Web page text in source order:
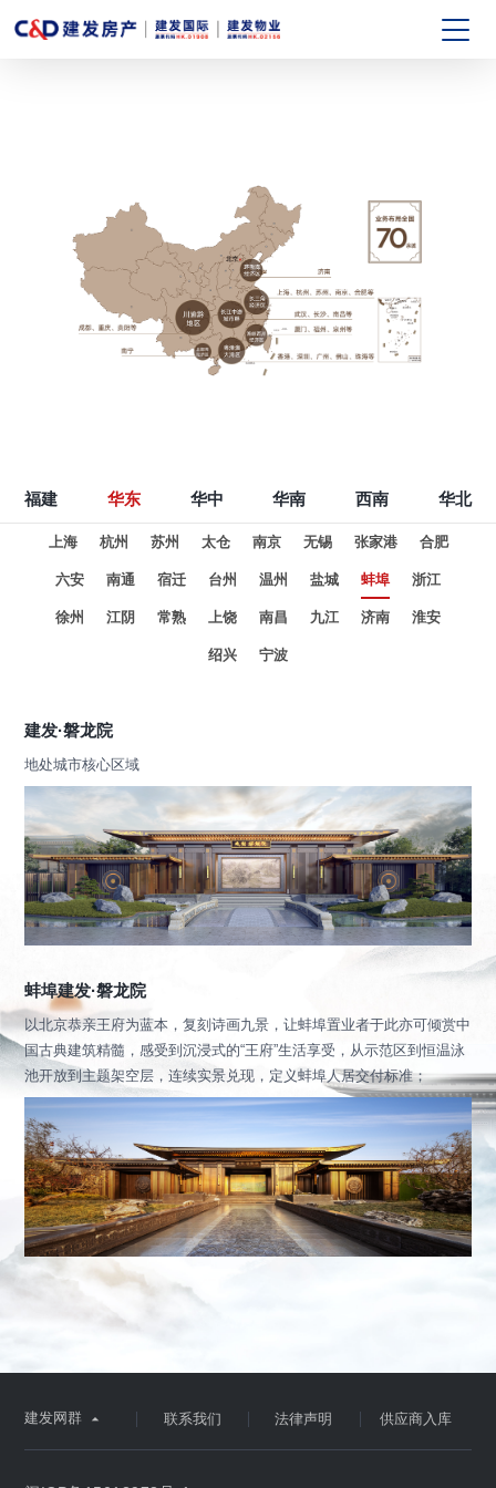
福建 华东 华中 华南 西南 华北
上海 杭州 苏州 太仓 南京 无锡 张家港 合肥
六安 南通 宿迁 台州 温州 盐城 蚌埠 浙江
徐州 江阴 常熟 上饶 南昌 九江 济南 淮安
绍兴 宁波
建发·磐龙院
地处城市核心区域
蚌埠建发·磐龙院
以北京恭亲王府为蓝本，复刻诗画九景，让蚌埠置业者于此亦可倾赏中
国古典建筑精髓，感受到沉浸式的“王府”生活享受，从示范区到恒温泳
池开放到主题架空层，连续实景兑现，定义蚌埠人居交付标准；
建发网群  联系我们 法律声明 供应商入库